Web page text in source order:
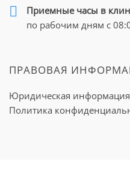
Приемные часы в
по рабочим дням с
ПРАВОВАЯ
Юридическая информация
Политика